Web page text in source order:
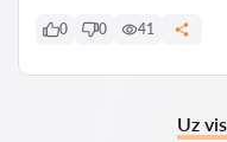
0 0 41
Uz